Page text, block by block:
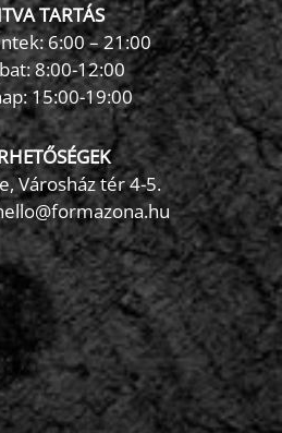
TARTÁS
6:00 – 21:00
8:00-12:00
15:00-19:00
Városház tér 4-5.
FormaZona chatbot ×